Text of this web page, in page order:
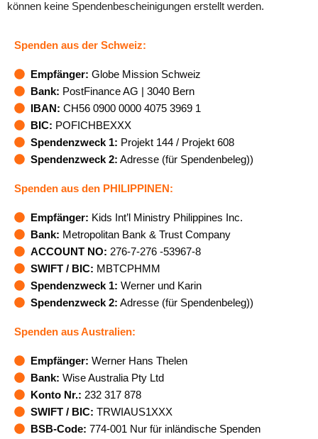
können keine Spendenbescheinigungen erstellt werden.
Spenden aus der Schweiz:
Empfänger: Globe Mission Schweiz
Bank: PostFinance AG | 3040 Bern
IBAN: CH56 0900 0000 4075 3969 1
BIC: POFICHBEXXX
Spendenzweck 1: Projekt 144 / Projekt 608
Spendenzweck 2: Adresse (für Spendenbeleg))
Spenden aus den PHILIPPINEN :
Empfänger: Kids Int’l Ministry Philippines Inc.
Bank: Metropolitan Bank & Trust Company
ACCOUNT NO: 276-7-276 -53967-8
SWIFT / BIC: MBTCPHMM
Spendenzweck 1: Werner und Karin
Spendenzweck 2: Adresse (für Spendenbeleg))
Spenden aus Australien:
Empfänger: Werner Hans Thelen
Bank: Wise Australia Pty Ltd
Konto Nr.: 232 317 878
SWIFT / BIC: TRWIAUS1XXX
BSB-Code: 774-001 Nur für inländische Spenden